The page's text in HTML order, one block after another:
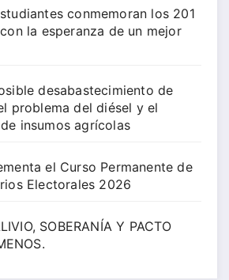
conmemoran los 201
la esperanza de un mejor
desabastecimiento de
problema del diésel y el
insumos agrícolas
el Curso Permanente de
Electorales 2026
SOBERANÍA Y PACTO